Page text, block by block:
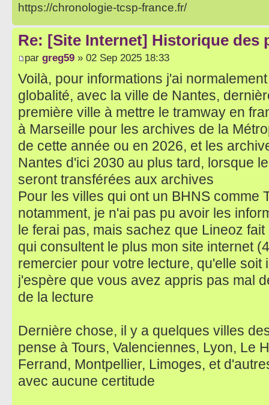
https://chronologie-tcsp-france.fr/
Re: [Site Internet] Historique des
par greg59 » 02 Sep 2025 18:33
Voilà, pour informations j'ai
globalité, avec la ville de Nantes,
première ville à mettre le tramway en
à Marseille pour les archives de la
de cette année ou en 2026, et les
Nantes d'ici 2030 au plus tard, lorsque
seront transférées aux archives
Pour les villes qui ont un BHNS comme
notamment, je n'ai pas pu avoir les
le ferai pas, mais sachez que Lineoz
qui consultent le plus mon site internet
remercier pour votre lecture, qu'elle soit
j'espère que vous avez appris pas mal
de la lecture
Dernière chose, il y a quelques villes
pense à Tours, Valenciennes, Lyon, Le
Ferrand, Montpellier, Limoges, et
avec aucune certitude